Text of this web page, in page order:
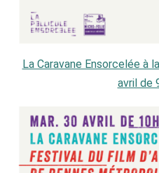
La Caravane Ensorcelée à
avril de